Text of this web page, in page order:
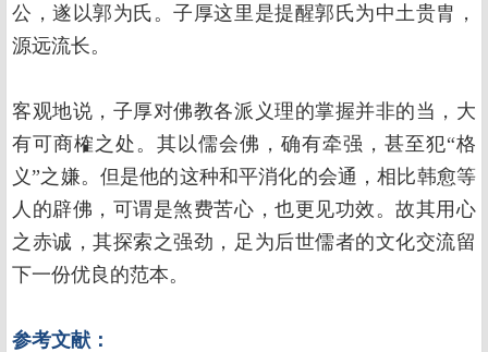
公，遂以郭为氏。子厚这里是提醒郭氏为中土贵胄，
源远流长。
客观地说，子厚对佛教各派义理的掌握并非的当，大
有可商榷之处。其以儒会佛，确有牵强，甚至犯“格
义”之嫌。但是他的这种和平消化的会通，相比韩愈等
人的辟佛，可谓是煞费苦心，也更见功效。故其用心
之赤诚，其探索之强劲，足为后世儒者的文化交流留
下一份优良的范本。
参考文献：